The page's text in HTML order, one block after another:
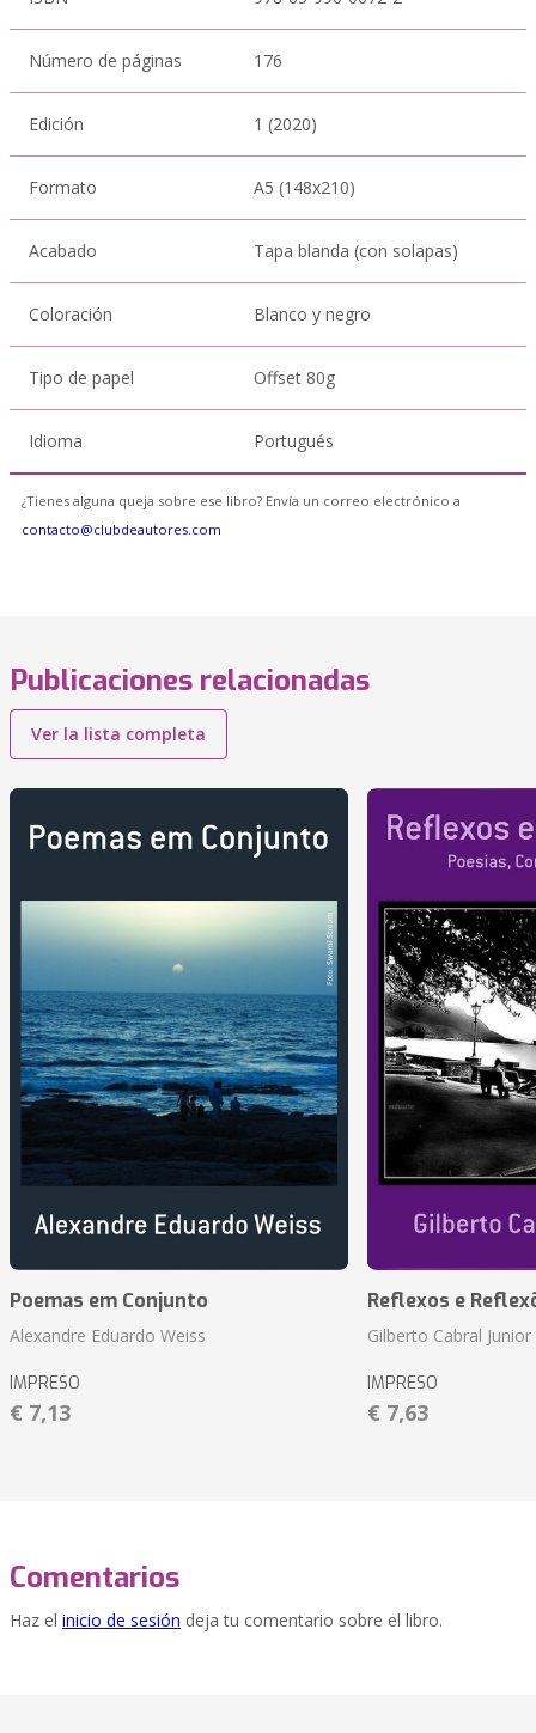
Número de páginas 176
Edición 1 (2020)
Formato A5 (148x210)
Acabado Tapa blanda (con solapas)
Coloración Blanco y negro
Tipo de papel Offset 80g
Idioma Portugués
¿Tienes alguna queja sobre ese libro? Envía un correo electrónico a
contacto@clubdeautores.com
Publicaciones relacionadas
Ver la lista completa
Poemas em Conjunto
Alexandre Eduardo Weiss
IMPRESO
€ 7,13
Reflexos e
Gilberto Cabral Junior
IMPRESO
€ 7,63
Comentarios
Haz el inicio de sesión deja tu comentario sobre el libro.